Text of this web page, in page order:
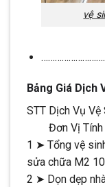
vệ
Bảng Giá Dịch
STT
Đơn Vị
1 ➤ Tổng vệ
sửa chữa M2
2 ➤